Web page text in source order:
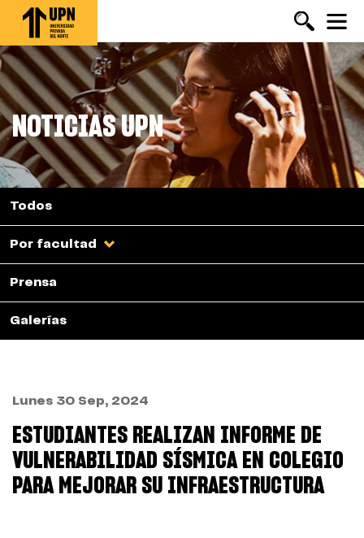
Pasar
contenido
principal
NOTICIAS UPN
Todos
Por facultad
Prensa
Galerías
Lunes 30 Sep, 2024
ESTUDIANTES REALIZAN INFORME DE
VULNERABILIDAD SÍSMICA EN COLEGIO
PARA MEJORAR SU INFRAESTRUCTURA